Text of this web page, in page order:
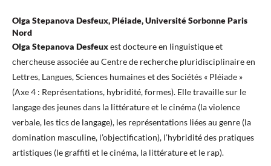
Olga Stepanova Desfeux, Pléiade, Université Sorbonne Paris
Nord
Olga Stepanova Desfeuxest docteure en linguistique et
chercheuse associée au Centre de recherche pluridisciplinaire en
Lettres, Langues, Sciences humaines et des Sociétés « Pléiade »
(Axe 4 : Représentations, hybridité, formes). Elle travaille sur le
langage des jeunes dans la littérature et le cinéma (la violence
verbale, les tics de langage), les représentations liées au genre (la
domination masculine, l’objectification), l’hybridité des pratiques
artistiques (le graffiti et le cinéma, la littérature et le rap).